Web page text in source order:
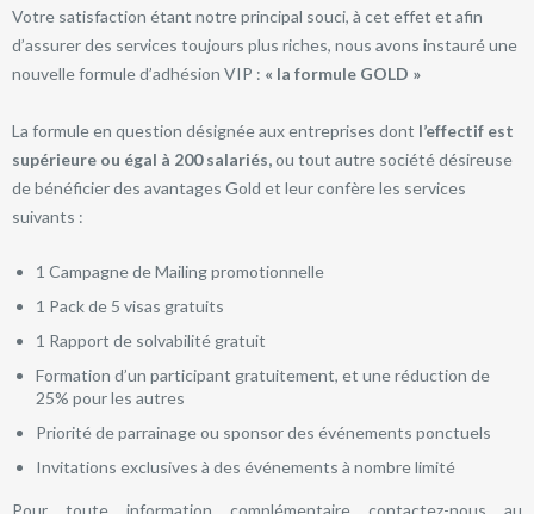
Votre satisfaction étant notre principal souci, à cet effet et afin
d’assurer des services toujours plus riches, nous avons instauré une
nouvelle formule d’adhésion VIP : « la formule GOLD »
La formule en question désignée aux entreprises dont l’effectif est
supérieure ou égal à 200 salariés,ou tout autre société désireuse
de bénéficier des avantages Gold et leur confère les services
suivants :
1 Campagne de Mailing promotionnelle
1 Pack de 5 visas gratuits
1 Rapport de solvabilité gratuit
Formation d’un participant gratuitement, et une réduction de
25% pour les autres
Priorité de parrainage ou sponsor des événements ponctuels
Invitations exclusives à des événements à nombre limité
Pour toute information complémentaire contactez-nous au